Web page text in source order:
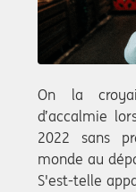
On la
d’accalmie
2022 sans
monde au
S'est-telle